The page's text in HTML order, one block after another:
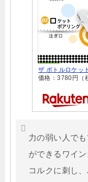
ザ ボトルロケッ
価格：3780円（
力の弱い人で
ができるワイ
コルクに刺し